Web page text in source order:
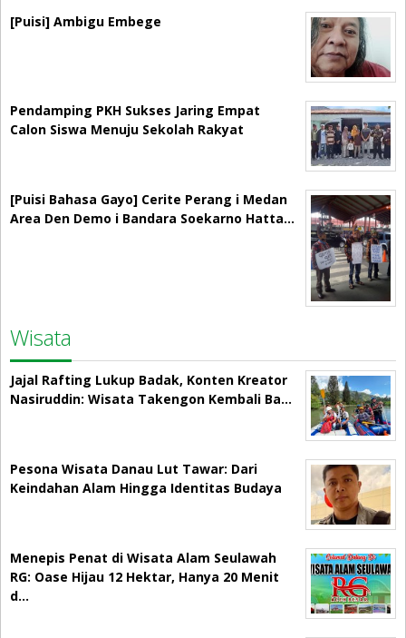
[Puisi] Ambigu Embege
Pendamping PKH Sukses Jaring Empat
Calon Siswa Menuju Sekolah Rakyat
[Puisi Bahasa Gayo] Cerite Perang i Medan
Area Den Demo i Bandara Soekarno Hatta…
Wisata
Jajal Rafting Lukup Badak, Konten Kreator
Nasiruddin: Wisata Takengon Kembali Ba…
Pesona Wisata Danau Lut Tawar: Dari
Keindahan Alam Hingga Identitas Budaya
Menepis Penat di Wisata Alam Seulawah
RG: Oase Hijau 12 Hektar, Hanya 20 Menit
d…